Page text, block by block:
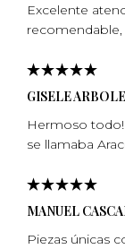
Excelente
recomendable,
GISELE
Hermoso
se llamaba
MANUEL
Piezas únicas